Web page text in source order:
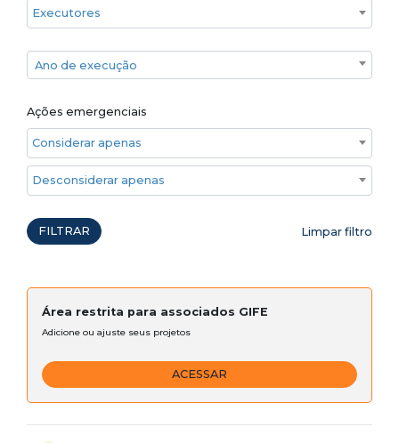
Executores
Ano de execução
Ano de execução
Ações emergenciais
Considerar apenas ações emergenciais
Desconsiderar apenas ações emergenciais
FILTRAR Limpar filtro
Área restrita para associados GIFE
Adicione ou ajuste seus projetos
ACESSAR